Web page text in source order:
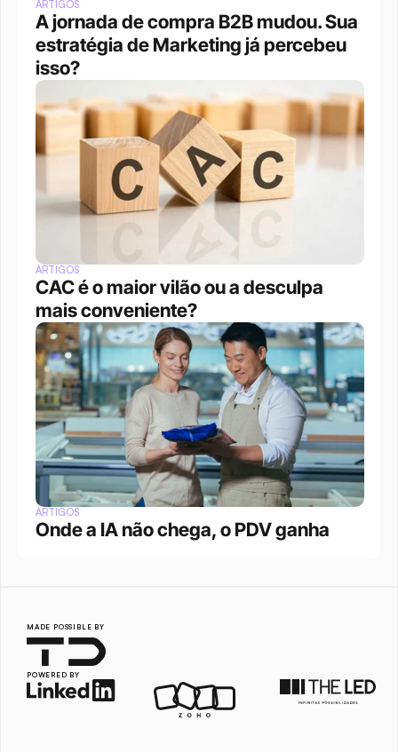
ARTIGOS
A jornada de compra B2B mudou. Sua
estratégia de Marketing já percebeu
isso?
ARTIGOS
CAC é o maior vilão ou a desculpa
mais conveniente?
ARTIGOS
Onde a IA não chega, o PDV ganha
MADE POSSIBLE BY
POWERED BY